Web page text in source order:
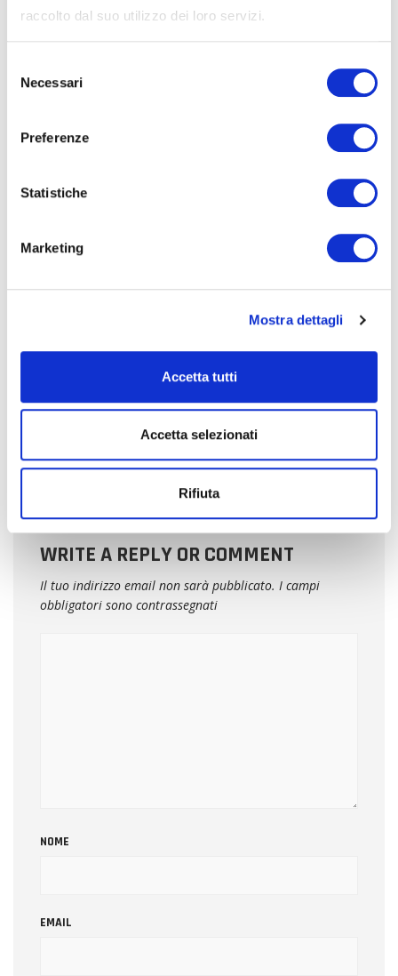
raccolto dal suo utilizzo dei loro servizi.
Necessari
Preferenze
Statistiche
Marketing
Mostra dettagli
Accetta tutti
Accetta selezionati
Rifiuta
balcone? Il motivo ti sorprenderà
WRITE A REPLY OR COMMENT
Il tuo indirizzo email non sarà pubblicato. I campi
obbligatori sono contrassegnati
NOME
EMAIL